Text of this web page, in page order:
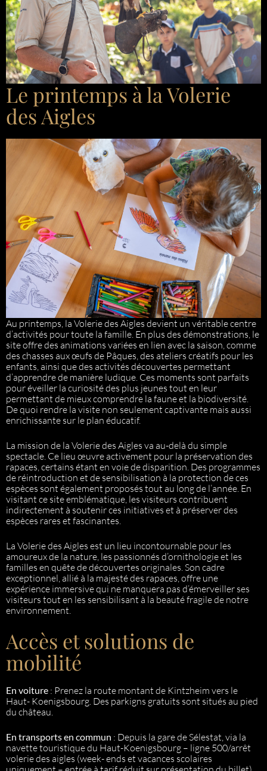
Le printemps à la Volerie
des Aigles
Au printemps, la Volerie des Aigles devient un véritable centre
d’activités pour toute la famille. En plus des démonstrations, le
site offre des animations variées en lien avec la saison, comme
des chasses aux œufs de Pâques, des ateliers créatifs pour les
enfants, ainsi que des activités découvertes permettant
d’apprendre de manière ludique. Ces moments sont parfaits
pour éveiller la curiosité des plus jeunes tout en leur
permettant de mieux comprendre la faune et la biodiversité.
De quoi rendre la visite non seulement captivante mais aussi
enrichissante sur le plan éducatif.
La mission de la Volerie des Aigles va au-delà du simple
spectacle. Ce lieu œuvre activement pour la préservation des
rapaces, certains étant en voie de disparition. Des programmes
de réintroduction et de sensibilisation à la protection de ces
espèces sont également proposés tout au long de l’année. En
visitant ce site emblématique, les visiteurs contribuent
indirectement à soutenir ces initiatives et à préserver des
espèces rares et fascinantes.
La Volerie des Aigles est un lieu incontournable pour les
amoureux de la nature, les passionnés d’ornithologie et les
familles en quête de découvertes originales. Son cadre
exceptionnel, allié à la majesté des rapaces, offre une
expérience immersive qui ne manquera pas d’émerveiller ses
visiteurs tout en les sensibilisant à la beauté fragile de notre
environnement.
Accès et solutions de
mobilité
En voiture : Prenez la route montant de Kintzheim vers le
Haut- Koenigsbourg. Des parkigns gratuits sont situés au pied
du château.
En transports en commun : Depuis la gare de Sélestat, via la
navette touristique du Haut-Koenigsbourg – ligne 500/arrêt
volerie des aigles (week- ends et vacances scolaires